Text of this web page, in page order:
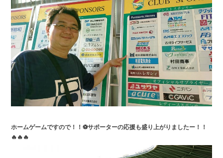
ホームゲームですので！！⚽サポーターの応援も盛り上がりましたー！！
🔥🔥🔥